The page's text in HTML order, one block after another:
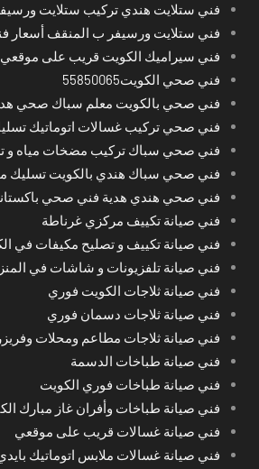
فني ستلايت هندي تركيب ستلايت
فني ستلايت ورسيفر ب المنقف أسعار
فني سيراميك الكويت قريب على موقعي
فني صحي الكويت55850065
فني صحي بالكويت معلم سباك صحي
فني صحي تركيب غسالات اتوماتيك
فني صحي سباك تركيب مضخات مياه و
فني صحي سباك هندي بالكويت تسليك
فني صحي هندي هدية فني صحي
فني صيانة تكييف مركزي غرناطة
فني صيانة تكييف و تصليح مكيفات في
فني صيانة تلفزيونات و شاشات في
فني صيانة ثلاجات الكويت فوري
فني صيانة ثلاجات دسمان فوري
فني صيانة ثلاجات مطاعم ومحلات
فني صيانة طباخات الدسمة
فني صيانة طباخات فوري الكويت
فني صيانة طباخات وأفران غاز مبارك
فني صيانة غسالات قريب على موقعي
فني صيانة غسالات ملابس اتوماتيك